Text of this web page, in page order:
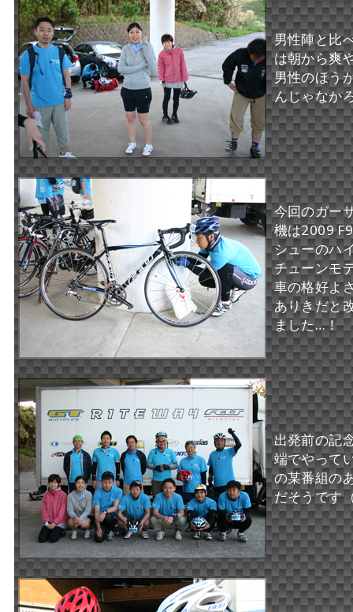
男性陣と比
は朝から爽
男性のほう
んじゃなか
今回のガー
機は2009
シューのハ
チューンモ
車の格好よ
ありきだと
ました…！
出発前の記
端でやって
の某番組の
だそうです